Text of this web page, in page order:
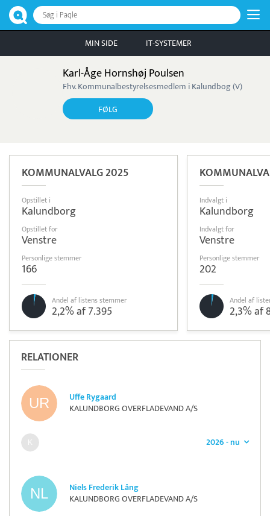
Søg i Paqle
MIN SIDE IT-SYSTEMER
Karl-Åge Hornshøj Poulsen
Fhv. Kommunalbestyrelsesmedlem i Kalundbog (V)
FØLG
KOMMUNALVALG 2025
Opstillet i
Kalundborg
Opstillet for
Venstre
Personlige stemmer
166
Andel af listens stemmer
2,2% af 7.395
Indvalgt i
Kalundborg
Indvalgt for
Venstre
Personlige stemmer
202
Andel af
2,3% af
RELATIONER
Uffe Rygaard
KALUNDBORG OVERFLADEVAND A/S
2026 - nu
Niels Frederik Lång
KALUNDBORG OVERFLADEVAND A/S